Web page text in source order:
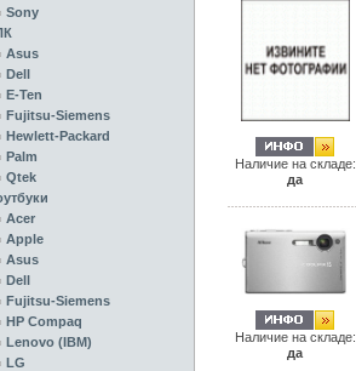
Sony
Asus
Dell
E-Ten
Fujitsu-Siemens
Hewlett-Packard
Palm
Qtek
Acer
Apple
Asus
Dell
Fujitsu-Siemens
HP Compaq
Lenovo (IBM)
LG
Наличие на складе:
да
Наличие на складе:
да